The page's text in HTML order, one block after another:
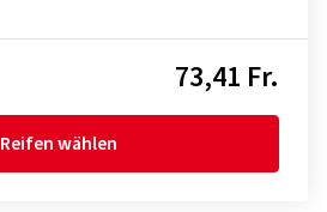
73,41 Fr.
Reifen wählen